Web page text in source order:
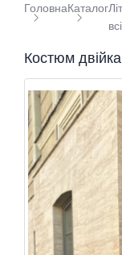
ГоловнаКаталог
Костюм